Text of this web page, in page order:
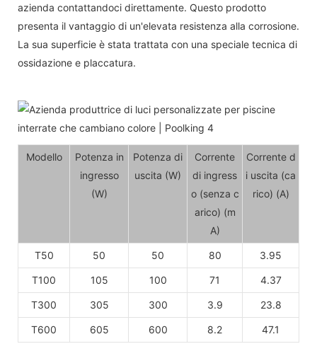
azienda contattandoci direttamente. Questo prodotto
presenta il vantaggio di un'elevata resistenza alla corrosione.
La sua superficie è stata trattata con una speciale tecnica di
ossidazione e placcatura.
Modello
Potenza in
ingresso
(W)
Potenza di
uscita (W)
Corrente
di ingress
o (senza c
arico) (m
A)
Corrente d
i uscita (ca
rico) (A)
T50 50 50 80 3.95
T100 105 100 71 4.37
T300 305 300 3.9 23.8
T600 605 600 8.2 47.1